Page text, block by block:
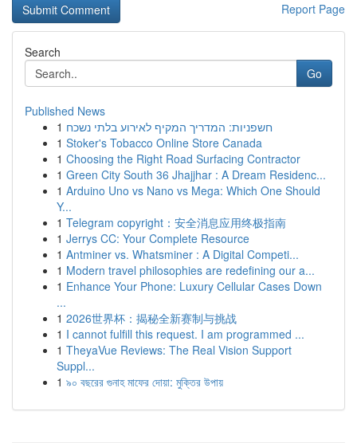
Report Page
Search
Go
Published News
1 חשפניות: המדריך המקיף לאירוע בלתי נשכח
1 Stoker's Tobacco Online Store Canada
1 Choosing the Right Road Surfacing Contractor
1 Green City South 36 Jhajjhar : A Dream Residenc...
1 Arduino Uno vs Nano vs Mega: Which One Should
Y...
1 Telegram copyright：安全消息应用终极指南
1 Jerrys CC: Your Complete Resource
1 Antminer vs. Whatsminer : A Digital Competi...
1 Modern travel philosophies are redefining our a...
1 Enhance Your Phone: Luxury Cellular Cases Down
...
1 2026世界杯：揭秘全新赛制与挑战
1 I cannot fulfill this request. I am programmed ...
1 TheyaVue Reviews: The Real Vision Support
Suppl...
1 ৯০ বছরের গুনাহ মাফের দোয়া: মুক্তির উপায়